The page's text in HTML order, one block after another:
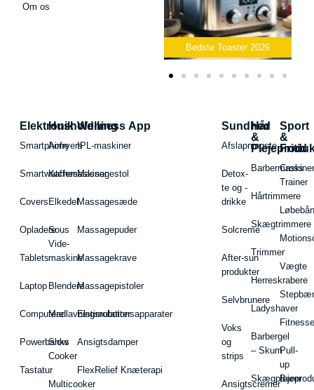
Om os
Bedste Toaster 2026
Elektronik
Smartphone
Smartwatches
Covers
Opladere
Tablets
Laptop
Computere
Powerbanks
Tastatur
Husholdning
Airfryers
Kaffemaskiner
Elkedel
Sous
Vide-
maskine
Blendere
Madlavningsrobotter
Slow
Cooker
Multicooker
Wellness App
IPL-maskiner
Massagestol
Massagesæde
Massagepuder
Massagekrave
Massagepistoler
Elstimulationsapparater
Ansigtsdamper
FlexRelief Knæterapi
Sundhed
Afslapningste
Detox-
te og -
drikke
Solcreme
After-sun
produkter
Selvbrunere
Voks
og
strips
Ansigtscremer
Hår
&
Hårtrimmere
Skægtrimmere
Trimmer
Herreskrabere
Ladyshaver
Barbergel
– Skum
Sport
&
Fritid
Cross
Trainer
Vægte
Pull-
up
Barer